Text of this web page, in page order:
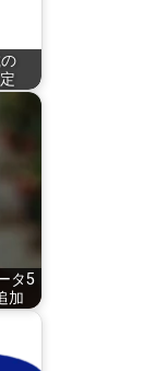
タ5
加